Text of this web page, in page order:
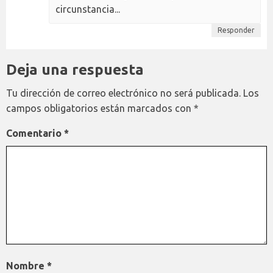
circunstancia...
Responder
Deja una respuesta
Tu dirección de correo electrónico no será publicada. Los
campos obligatorios están marcados con *
Comentario *
Nombre *